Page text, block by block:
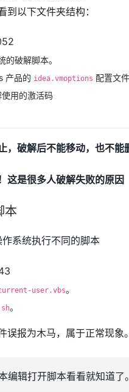
以下文件夹结构：
的破解脚本。
产品的 idea.vmoptions 配置文件
用的激活码
，破解后不能移动，也不能
这是很多人破解失败的原因
本
系统执行不同的脚本
user.vbs。
。
报为木马，属于正常现象
编辑打开脚本看看就知道了